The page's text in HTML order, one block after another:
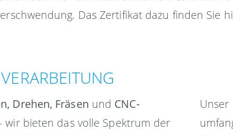
Das Zertifikat dazu finden Sie
VERARBEITUNG
Drehen, Fräsen und CNC-
wir bieten das volle Spektrum der
Unser